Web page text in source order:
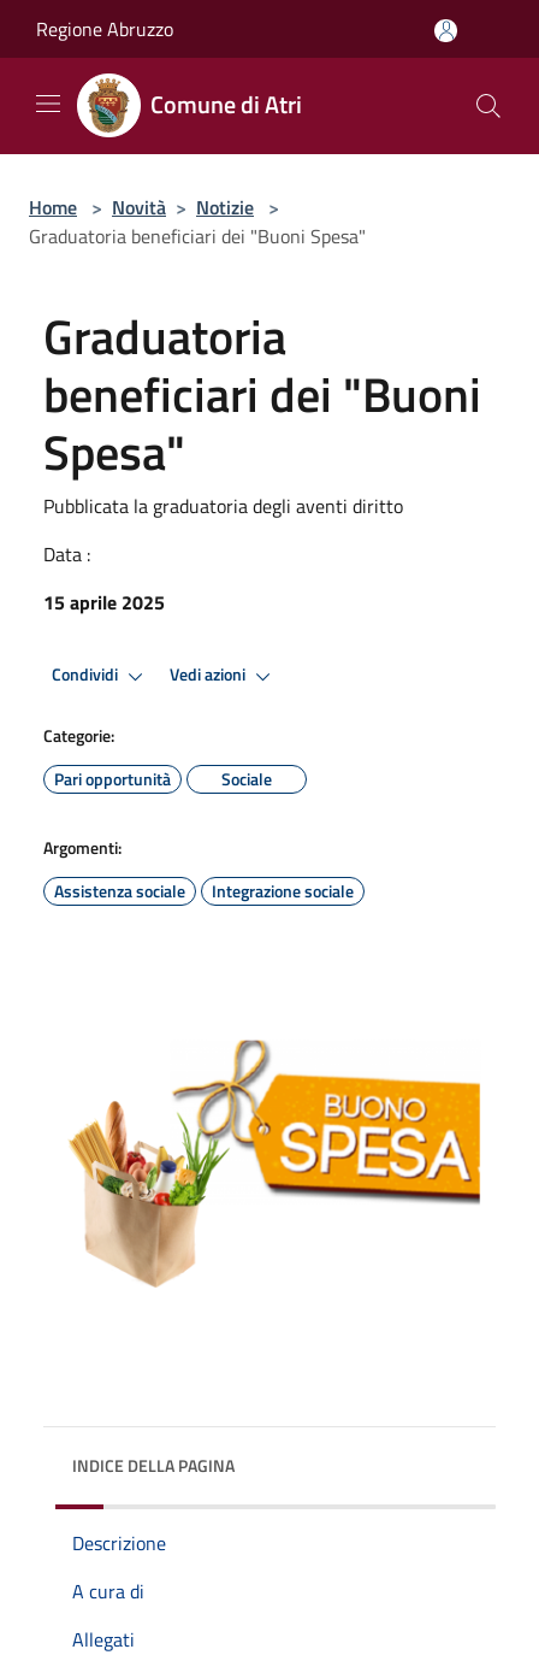
Regione Abruzzo
Comune di Atri
Home > Novità > Notizie >
Graduatoria beneficiari dei "Buoni Spesa"
Graduatoria
beneficiari dei "Buoni
Spesa"
Pubblicata la graduatoria degli aventi diritto
Data :
15 aprile 2025
Condividi Vedi azioni
Categorie:
Pari opportunità
Sociale
Argomenti:
Assistenza sociale
Integrazione sociale
INDICE DELLA PAGINA
Descrizione
A cura di
Allegati